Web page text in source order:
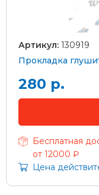
Артикул: 130919
Прокладка
280 р.
Бесплатная
от 12000 ₽
Цена